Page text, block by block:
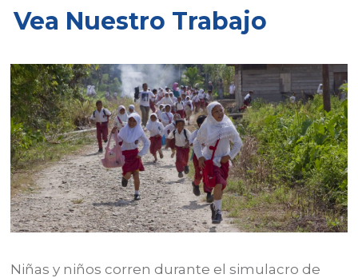
Vea Nuestro Trabajo
Niñas y niños corren durante el simulacro de